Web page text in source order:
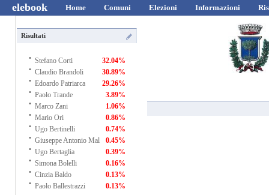
elebook Home Comuni Elezioni Informazioni
Risultati
· Stefano Corti 32.04%
· Claudio Brandoli 30.89%
· Edoardo Patriarca 29.26%
· Paolo Trande 3.89%
· Marco Zani 1.06%
· Mario Ori 0.86%
· Ugo Bertinelli 0.74%
· Giuseppe Antonio Mal 0.45%
· Ugo Bertaglia 0.39%
· Simona Bolelli 0.16%
· Cinzia Baldo 0.13%
· Paolo Ballestrazzi 0.13%